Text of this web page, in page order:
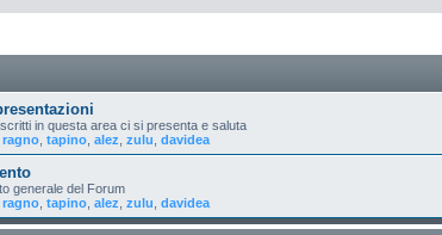
in questa area ci si presenta e saluta
ragno tapino alez zulu davidea
generale del Forum
ragno tapino alez zulu davidea